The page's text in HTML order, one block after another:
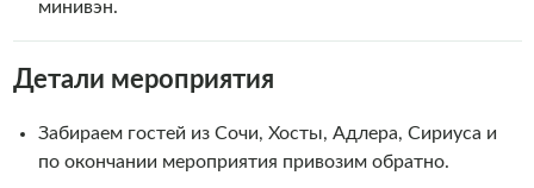
минивэн.
Детали мероприятия
Забираем гостей из Сочи, Хосты, Адлера, Сириуса и
по окончании мероприятия привозим обратно.